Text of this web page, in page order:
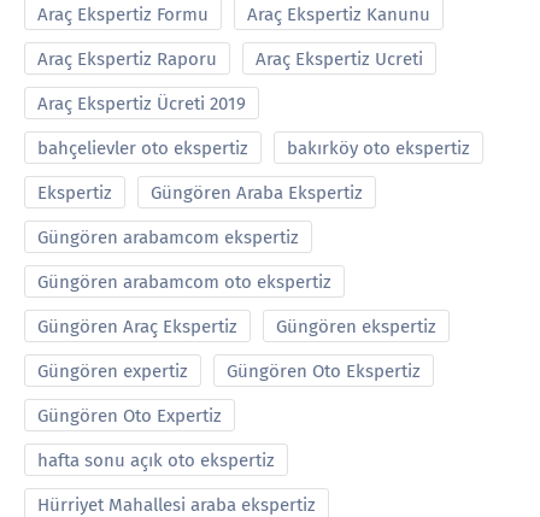
Araç Ekspertiz Formu Araç Ekspertiz Kanunu
Araç Ekspertiz Raporu Araç Ekspertiz Ucreti
Araç Ekspertiz Ücreti 2019
bahçelievler oto ekspertiz bakırköy oto ekspertiz
Ekspertiz Güngören Araba Ekspertiz
Güngören arabamcom ekspertiz
Güngören arabamcom oto ekspertiz
Güngören Araç Ekspertiz Güngören ekspertiz
Güngören expertiz Güngören Oto Ekspertiz
Güngören Oto Expertiz
hafta sonu açık oto ekspertiz
Hürriyet Mahallesi araba ekspertiz